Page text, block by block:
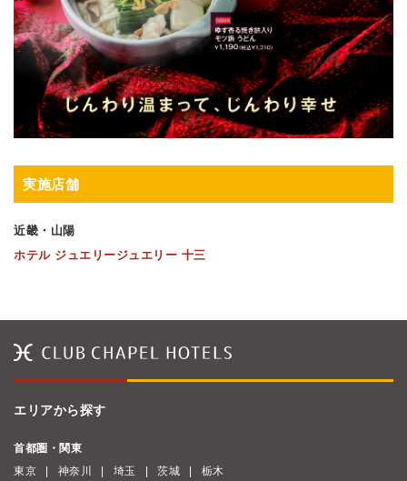
実施店舗
近畿・山陽
ホテル ジュエリージュエリー 十三
エリアから探す
首都圏・関東
東京
神奈川 埼玉 茨城 栃木